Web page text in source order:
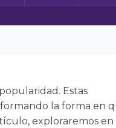
Estas
la forma en
exploraremos en